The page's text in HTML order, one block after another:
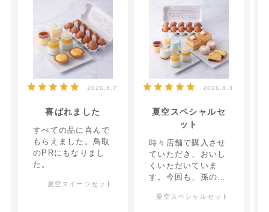
2026.8.7
喜ばれました
すべての品に喜んで
もらえました。鳥取
のPRにもなりまし
た。
夏空スイーツセット
2026.8.3
夏空スペシャルセ
ット
時々店舗で購入させ
ていただき、おいし
くいただいていま
す。今回も、孫のと
喜んで食べてくれて
夏空スペシャルセット